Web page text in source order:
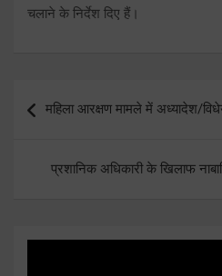
चलाने के निर्देश दिए हैं।
navigation
महिला आरक्षण मामले में अध्यादेश/
प्रशानिक अधिकारी के खिलाफ